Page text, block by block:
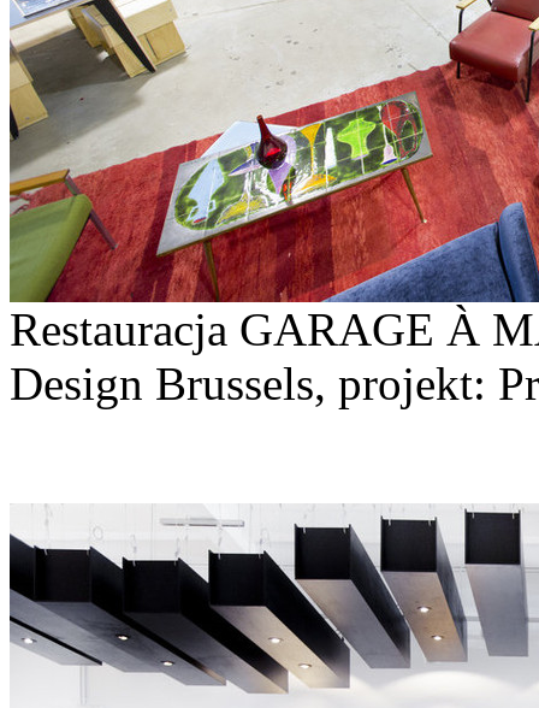
Restauracja GARAGE À
Design Brussels, projekt: